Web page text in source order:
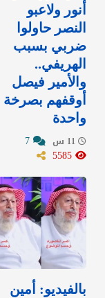
أنور ولاعبو
النصر حاولوا
ضربي بسبب
الهريفي..
والأمير فيصل
أوقفهم بصرخة
واحدة
بالفيديو: أمين